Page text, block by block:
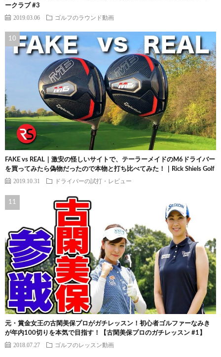
ークラブ #3
2019.03.06 ゴルフのラウンド動画
FAKE vs REAL｜激安の怪しいサイトで、テーラーメイドのM6ドライバー
を買ってみたら偽物だったので本物と打ち比べてみた！｜Rick Shiels Golf
2019.10.31 ドライバーの試打・レビュー
元・賞金女王の古閑美保プロがガチレッスン！初心者ゴルファーなみき
が年内100切りを本気で目指す！【古閑美保プロのガチレッスン #1】
2018.07.27 ゴルフのレッスン動画